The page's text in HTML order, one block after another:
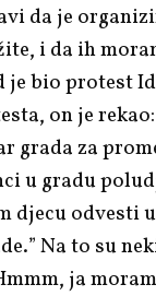
da je
i da ih
je bio protest
on je
grada za
u gradu
djecu odvesti
Na to su
ja